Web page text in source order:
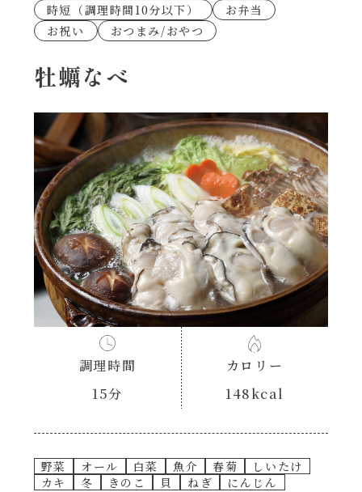
穀物類のレシピ
果実のレシピ
考えるな、二代目で炒めろ！～○○の炒め物
朝シャン（パン派）
ヘルシー（150kcal以下）
時短（調理時間10分以下）
お弁当
おつまみ/おやつ
主菜
副菜
あえるハコネーゼ高菜
あえるハコネーゼミートソース
あえるハコネーゼ明太子
あえるハコネーゼナポリタン
あえるハコネーゼジェノベーゼ
あえるハコネーゼペペロンチーノ
あえるハコネーゼたらこクリーム
シャンタンシリーズ
創味のつゆ
時短（調理時間10分以下）
お弁当
お祝い
おつまみ/おやつ
牡蠣なべ
調理時間
15分
カロリー
148kcal
野菜 オール 白菜 魚介 春菊
しいたけ
カキ
冬 きのこ 貝 ねぎ
にんじん